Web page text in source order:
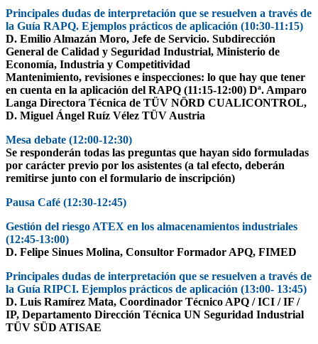
Principales dudas de interpretación que se resuelven a través de
la Guía RAPQ. Ejemplos prácticos de aplicación (10:30-11:15)
D. Emilio Almazán Moro, Jefe de Servicio. Subdirección
General de Calidad y Seguridad Industrial, Ministerio de
Economía, Industria y Competitividad
Mantenimiento, revisiones e inspecciones: lo que hay que tener
en cuenta en la aplicación del RAPQ (11:15-12:00) Dª. Amparo
Langa Directora Técnica de TÜV NÖRD CUALICONTROL,
D. Miguel Ángel Ruíz Vélez TÜV Austria
Mesa debate (12:00-12:30)
Se responderán todas las preguntas que hayan sido formuladas
por carácter previo por los asistentes (a tal efecto, deberán
remitirse junto con el formulario de inscripción)
Pausa Café (12:30-12:45)
Gestión del riesgo ATEX en los almacenamientos industriales
(12:45-13:00)
D. Felipe Sinues Molina, Consultor Formador APQ, FIMED
Principales dudas de interpretación que se resuelven a través de
la Guía RIPCI. Ejemplos prácticos de aplicación (13:00- 13:45)
D. Luis Ramírez Mata, Coordinador Técnico APQ / ICI / IF /
IP, Departamento Dirección Técnica UN Seguridad Industrial
TÜV SÜD ATISAE